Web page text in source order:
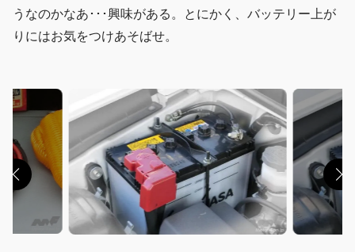
うなのかなあ･･･興味がある。とにかく、バッテリー上が
りにはお気をつけあそばせ。